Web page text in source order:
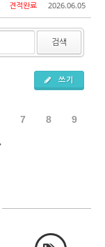
견적완료 2026.06.05
검색
쓰기
7 8 9